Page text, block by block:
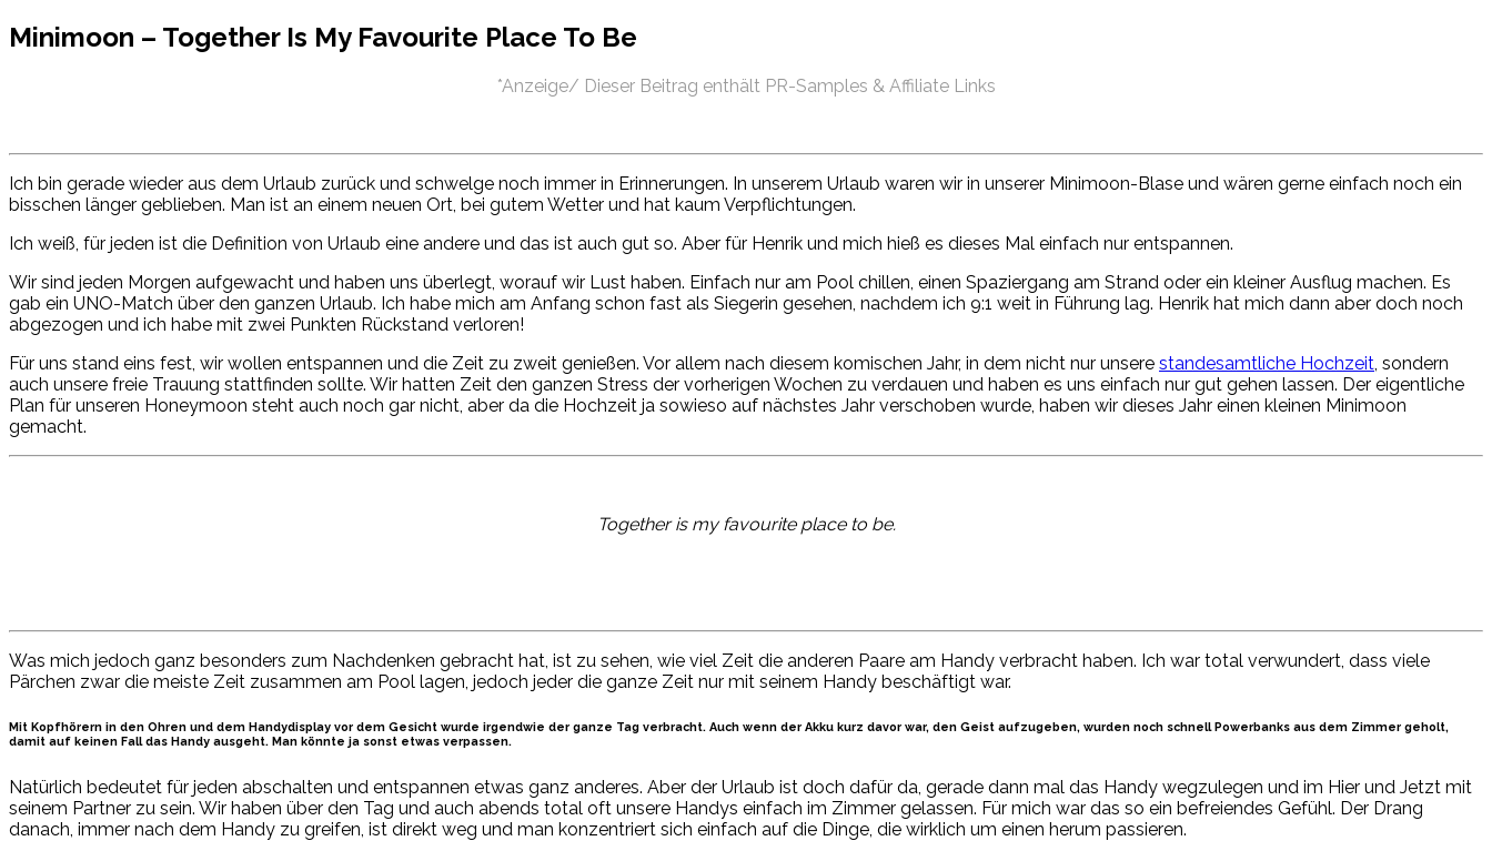
Minimoon – Together Is My Favourite Place To Be
*Anzeige/ Dieser Beitrag enthält PR-Samples & Affiliate Links
Ich bin gerade wieder aus dem Urlaub zurück und schwelge noch immer in Erinnerungen. In unserem Urlaub waren wir in unserer Minimoon-Blase und wären gerne einfach noch ein
bisschen länger geblieben. Man ist an einem neuen Ort, bei gutem Wetter und hat kaum Verpflichtungen.
Ich weiß, für jeden ist die Definition von Urlaub eine andere und das ist auch gut so. Aber für Henrik und mich hieß es dieses Mal einfach nur entspannen.
Wir sind jeden Morgen aufgewacht und haben uns überlegt, worauf wir Lust haben. Einfach nur am Pool chillen, einen Spaziergang am Strand oder ein kleiner Ausflug machen. Es
gab ein UNO-Match über den ganzen Urlaub. Ich habe mich am Anfang schon fast als Siegerin gesehen, nachdem ich 9:1 weit in Führung lag. Henrik hat mich dann aber doch noch
abgezogen und ich habe mit zwei Punkten Rückstand verloren!
Für uns stand eins fest, wir wollen entspannen und die Zeit zu zweit genießen. Vor allem nach diesem komischen Jahr, in dem nicht nur unsere standesamtliche Hochzeit, sondern
auch unsere freie Trauung stattfinden sollte. Wir hatten Zeit den ganzen Stress der vorherigen Wochen zu verdauen und haben es uns einfach nur gut gehen lassen. Der eigentliche
Plan für unseren Honeymoon steht auch noch gar nicht, aber da die Hochzeit ja sowieso auf nächstes Jahr verschoben wurde, haben wir dieses Jahr einen kleinen Minimoon
gemacht.
Together is my favourite place to be.
Was mich jedoch ganz besonders zum Nachdenken gebracht hat, ist zu sehen, wie viel Zeit die anderen Paare am Handy verbracht haben. Ich war total verwundert, dass viele
Pärchen zwar die meiste Zeit zusammen am Pool lagen, jedoch jeder die ganze Zeit nur mit seinem Handy beschäftigt war.
Mit Kopfhörern in den Ohren und dem Handydisplay vor dem Gesicht wurde irgendwie der ganze Tag verbracht. Auch wenn der Akku kurz davor war, den Geist aufzugeben, wurden noch schnell Powerbanks aus dem Zimmer geholt,
damit auf keinen Fall das Handy ausgeht. Man könnte ja sonst etwas verpassen.
Natürlich bedeutet für jeden abschalten und entspannen etwas ganz anderes. Aber der Urlaub ist doch dafür da, gerade dann mal das Handy wegzulegen und im Hier und Jetzt mit
seinem Partner zu sein. Wir haben über den Tag und auch abends total oft unsere Handys einfach im Zimmer gelassen. Für mich war das so ein befreiendes Gefühl. Der Drang
danach, immer nach dem Handy zu greifen, ist direkt weg und man konzentriert sich einfach auf die Dinge, die wirklich um einen herum passieren.